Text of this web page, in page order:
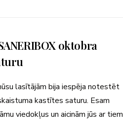
oktobra
lasītājām bija iespēja notestēt
kastītes saturu. Esam
viedokļus un aicinām jūs ar tiem